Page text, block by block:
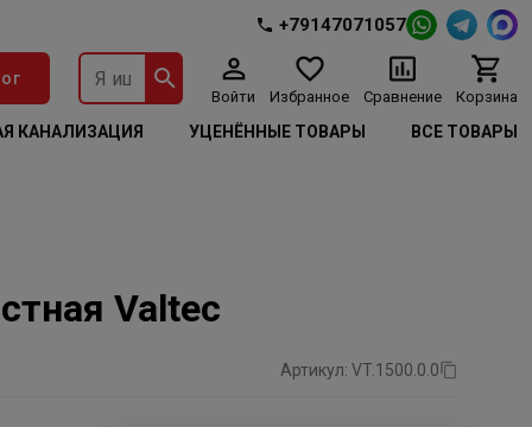
+79147071057
Войти Избранное Сравнение Корзина
КАНАЛИЗАЦИЯ УЦЕНЁННЫЕ ТОВАРЫ ВСЕ ТОВАРЫ
Valtec
Артикул: VT.1500.0.0